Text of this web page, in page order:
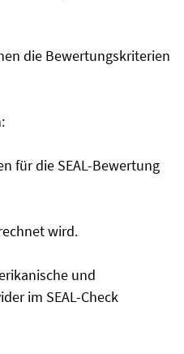
die Bewertungskriterien
für die SEAL-Bewertung
wird.
und
im SEAL-Check